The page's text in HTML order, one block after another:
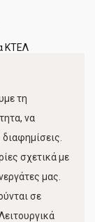
ΚΤΕΛ
τη
να
σχετικά με
μας.
σε